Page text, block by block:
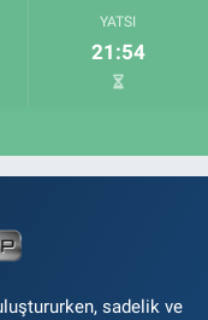
YATSI
21:54
sadelik ve